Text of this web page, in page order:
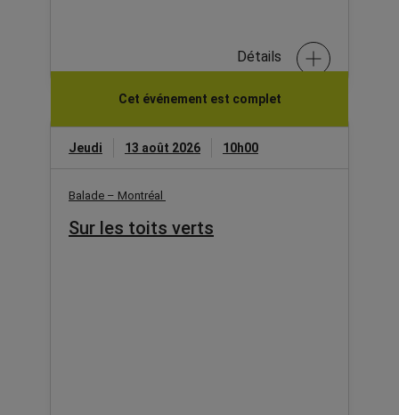
Détails
Cet événement est complet
Jeudi 13 août 2026 10h00
Balade – Montréal
Sur les toits verts